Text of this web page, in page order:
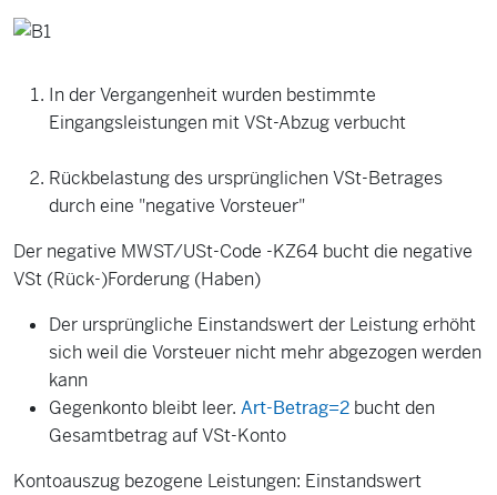
In der Vergangenheit wurden bestimmte
Eingangsleistungen mit VSt-Abzug verbucht
Rückbelastung des ursprünglichen VSt-Betrages
durch eine "negative Vorsteuer"
Der negative MWST/USt-Code -KZ64 bucht die negative
VSt (Rück-)Forderung (Haben)
Der ursprüngliche Einstandswert der Leistung erhöht
sich weil die Vorsteuer nicht mehr abgezogen werden
kann
Gegenkonto bleibt leer. Art-Betrag=2 bucht den
Gesamtbetrag auf VSt-Konto
Kontoauszug bezogene Leistungen: Einstandswert